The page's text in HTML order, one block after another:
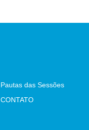
Pautas das Sessões
CONTATO